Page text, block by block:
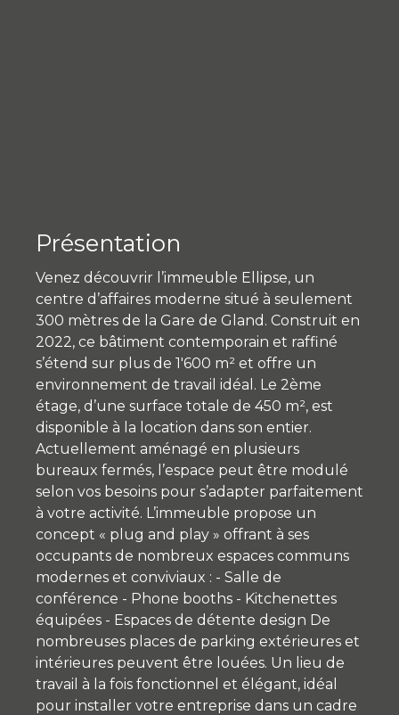
Présentation
Venez découvrir l’immeuble Ellipse, un
centre d’affaires moderne situé à seulement
300 mètres de la Gare de Gland. Construit en
2022, ce bâtiment contemporain et raffiné
s’étend sur plus de 1'600 m² et offre un
environnement de travail idéal. Le 2ème
étage, d’une surface totale de 450 m², est
disponible à la location dans son entier.
Actuellement aménagé en plusieurs
bureaux fermés, l’espace peut être modulé
selon vos besoins pour s’adapter parfaitement
à votre activité. L’immeuble propose un
concept « plug and play » offrant à ses
occupants de nombreux espaces communs
modernes et conviviaux : - Salle de
conférence - Phone booths - Kitchenettes
équipées - Espaces de détente design De
nombreuses places de parking extérieures et
intérieures peuvent être louées. Un lieu de
travail à la fois fonctionnel et élégant, idéal
pour installer votre entreprise dans un cadre